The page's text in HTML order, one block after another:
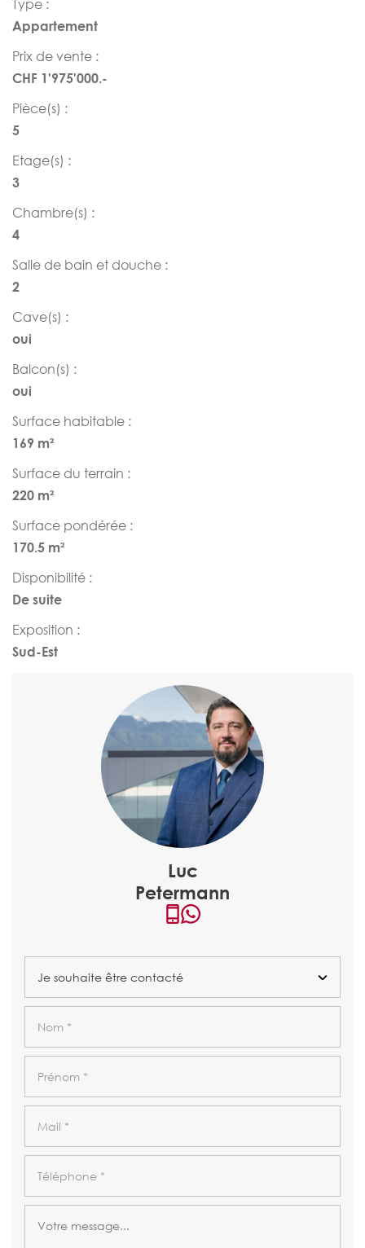
Type :
Appartement
Prix de vente :
CHF 1'975'000.-
Pièce(s) :
5
Etage(s) :
3
Chambre(s) :
4
Salle de bain et douche :
2
Cave(s) :
oui
Balcon(s) :
oui
Surface habitable :
169 m²
Surface du terrain :
220 m²
Surface pondérée :
170.5 m²
Disponibilité :
De suite
Exposition :
Sud-Est
Luc
Petermann